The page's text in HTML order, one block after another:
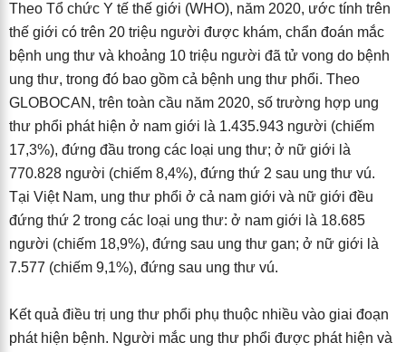
Theo Tổ chức Y tế thế giới (WHO), năm 2020, ước tính trên
thế giới có trên 20 triệu người được khám, chẩn đoán mắc
bệnh ung thư và khoảng 10 triệu người đã tử vong do bệnh
ung thư, trong đó bao gồm cả bệnh ung thư phổi. Theo
GLOBOCAN, trên toàn cầu năm 2020, số trường hợp ung
thư phổi phát hiện ở nam giới là 1.435.943 người (chiếm
17,3%), đứng đầu trong các loại ung thư; ở nữ giới là
770.828 người (chiếm 8,4%), đứng thứ 2 sau ung thư vú.
Tại Việt Nam, ung thư phổi ở cả nam giới và nữ giới đều
đứng thứ 2 trong các loại ung thư: ở nam giới là 18.685
người (chiếm 18,9%), đứng sau ung thư gan; ở nữ giới là
7.577 (chiếm 9,1%), đứng sau ung thư vú.
Kết quả điều trị ung thư phổi phụ thuộc nhiều vào giai đoạn
phát hiện bệnh. Người mắc ung thư phổi được phát hiện và